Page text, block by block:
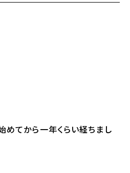
めてから一年くらい経ちまし